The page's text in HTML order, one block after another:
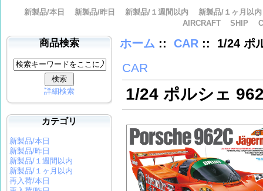
新製品/本日 新製品/昨日 新製品/１週間以内
新製品/１ヶ月以内
AIRCRAFT
SHIP
商品検索
詳細検索
カテゴリ
新製品/本日
新製品/昨日
新製品/１週間以内
新製品/１ヶ月以内
再入荷/本日
ホーム :: CAR :: 1/24 ポ
CAR
1/24 ポルシェ